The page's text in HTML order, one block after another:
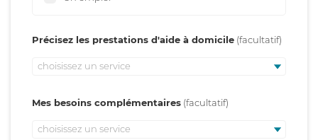
Précisez les prestations d'aide à domicile
choisissez un service
Mes besoins complémentaires
choisissez un service